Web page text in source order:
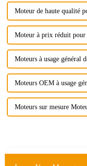
Moteur de haute qualité
Moteur à prix réduit pour
Moteurs à usage général
Moteurs OEM à usage
Moteurs sur mesure